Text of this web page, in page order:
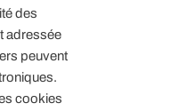
des
adressée
peuvent
cookies